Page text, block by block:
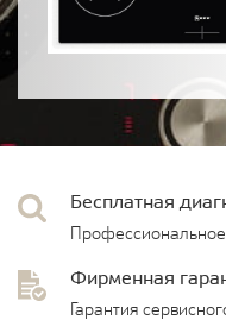
Бесплатная
Фирменная
Гарантия